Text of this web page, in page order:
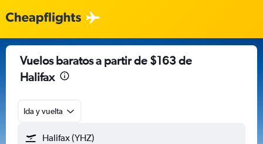
Vuelos baratos a partir de $163 de
Halifax
Ida y vuelta
Halifax (YHZ)